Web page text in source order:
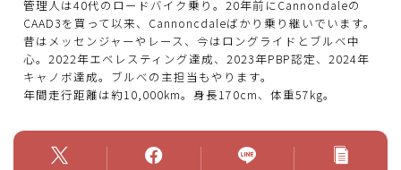
管理人は40代のロードバイク乗り。20年前にCannondaleの
CAAD3を買って以来、Cannoncdaleばかり乗り継いでいます。
昔はメッセンジャーやレース、今はロングライドとブルベ中
心。2022年エベレスティング達成、2023年PBP認定、2024年
キャノボ達成。ブルべの主担当もやります。
年間走行距離は約10,000km。身長170cm、体重57kg。